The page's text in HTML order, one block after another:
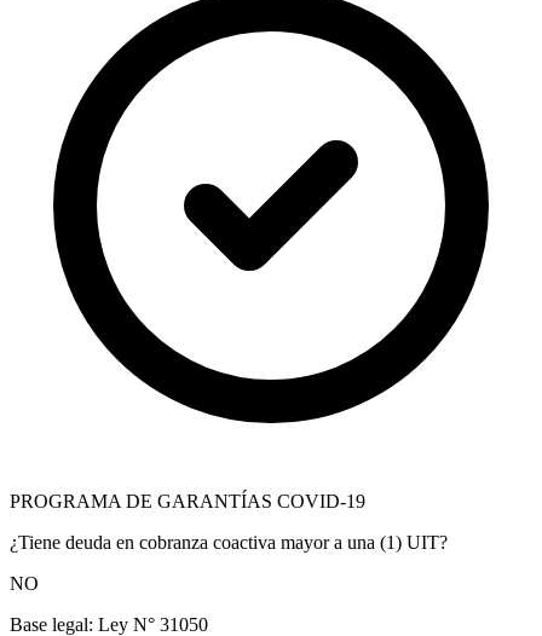
PROGRAMA DE GARANTÍAS COVID-19
¿Tiene deuda en cobranza coactiva mayor a una (1) UIT?
NO
Base legal: Ley N° 31050